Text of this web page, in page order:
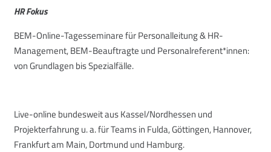
HR Fokus
BEM-Online-Tagesseminare für Personalleitung & HR-
Management, BEM-Beauftragte und Personalreferent*innen:
von Grundlagen bis Spezialfälle.
Live-online bundesweit aus Kassel/Nordhessen und
Projekterfahrung u. a. für Teams in Fulda, Göttingen, Hannover,
Frankfurt am Main, Dortmund und Hamburg.